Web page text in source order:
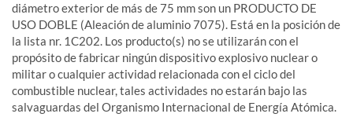
diámetro exterior de más de 75 mm son un PRODUCTO DE
USO DOBLE (Aleación de aluminio 7075). Está en la posición de
la lista nr. 1C202. Los producto(s) no se utilizarán con el
propósito de fabricar ningún dispositivo explosivo nuclear o
militar o cualquier actividad relacionada con el ciclo del
combustible nuclear, tales actividades no estarán bajo las
salvaguardas del Organismo Internacional de Energía Atómica.